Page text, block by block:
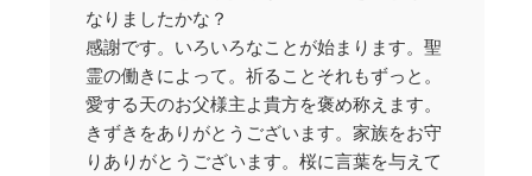
なりましたかな？
感謝です。いろいろなことが始まります。聖
霊の働きによって。祈ることそれもずっと。
愛する天のお父様主よ貴方を褒め称えます。
きずきをありがとうございます。家族をお守
りありがとうございます。桜に言葉を与えて